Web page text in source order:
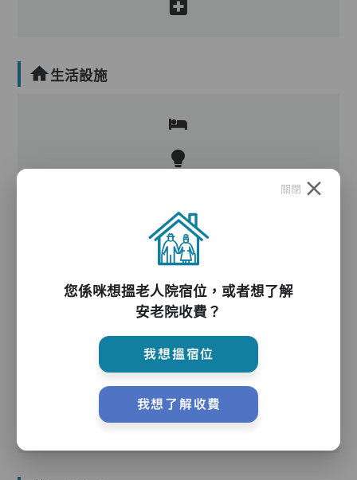
生活設施
護理評估、執藥、核派藥、量度生命表徵、協助沐
浴、餵飯、換尿片
關閉
您係咪想搵老人院宿位，或者想了解
安老院收費？
我想搵宿位
我想了解收費